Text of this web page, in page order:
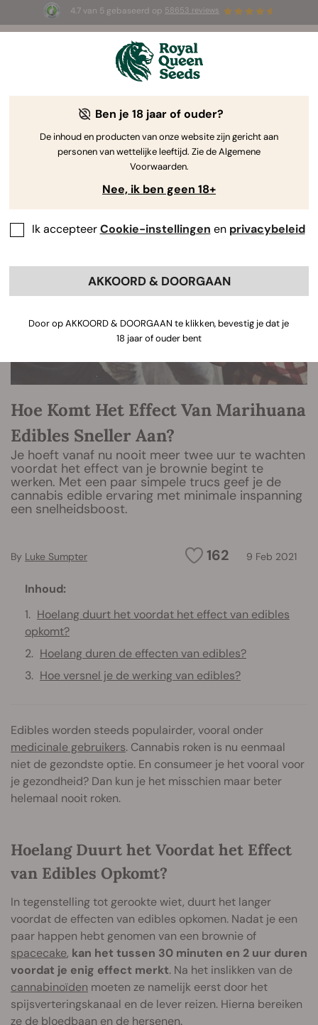
4.7 van 5 gebaseerd op 58653 reviews
☀️ Summer Sales: tot wel 50% korting
op geselecteerde producten! ⏤
The RQS Blog
Cannabis Lifestyle Blogs
Hoe Komt Het Effect Van Marihuana
Edibles Sneller Aan?
Je hoeft vanaf nu nooit meer twee uur te wachten
voordat het effect van je brownie begint te
werken. Met een paar simpele trucs geef je de
cannabis edible ervaring met minimale inspanning
een snelheidsboost.
162 9 Feb 2021
By Luke Sumpter
Inhoud:
Hoelang duurt het voordat het effect van edibles
opkomt?
Hoelang duren de effecten van edibles?
Hoe versnel je de werking van edibles?
Edibles worden steeds populairder, vooral onder
medicinale gebruikers. Cannabis roken is nu eenmaal
niet de gezondste optie. En consumeer je het vooral voor
je gezondheid? Dan kun je het misschien maar beter
helemaal nooit roken.
Hoelang Duurt het Voordat het Effect
van Edibles Opkomt?
In tegenstelling tot gerookte wiet, duurt het langer
voordat de effecten van edibles opkomen. Nadat je een
paar happen hebt genomen van een brownie of
spacecake, kan het tussen 30 minuten en 2 uur duren
voordat je enig effect merkt. Na het inslikken van de
cannabinoïden moeten ze namelijk eerst door het
spijsverteringskanaal en de lever reizen. Hierna bereiken
ze de bloedbaan en de hersenen.
Ben je 18 jaar of ouder?
De inhoud en producten van onze website zijn gericht aan
personen van wettelijke leeftijd. Zie de Algemene
Voorwaarden.
Nee, ik ben geen 18+
Ik accepteerCookie-instellingen en privacybeleid
AKKOORD & DOORGAAN
Door op AKKOORD & DOORGAAN te klikken, bevestig je dat je
18 jaar of ouder bent